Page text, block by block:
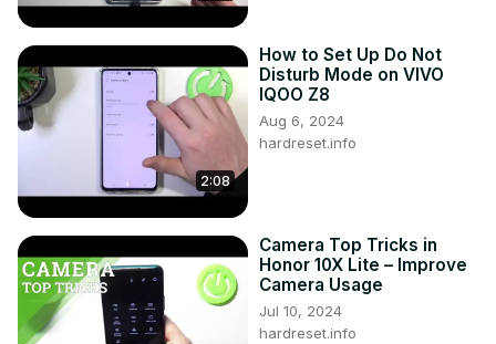
2:08
How to Set Up Do Not
Disturb Mode on VIVO
IQOO Z8
Aug 6, 2024
hardreset.info
Camera Top Tricks in
Honor 10X Lite – Improve
Camera Usage
Jul 10, 2024
hardreset.info